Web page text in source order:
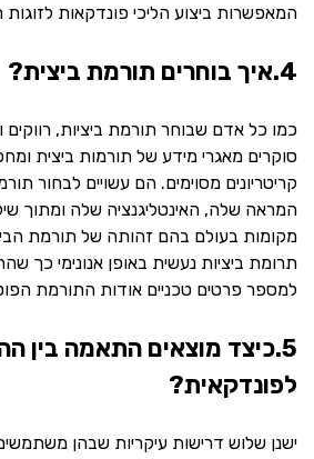
המאפשרות ביצוע הליכי פונדקאות לזוגות
4.איך בוחרים תורמת ביצית?
כמו כל אדם שבוחר תורמת ביציות, רווקים
סוקרים מאגרי מידע של תורמות ביצית
קריטריונים מסוימים. הם עשויים לבחור
המראה שלה, האינטליגנציה שלה ומתוך
מקומות בעולם בהם זהותה של תורמת
תרומת ביציות נעשית באופן אנונימי כך
למספר פרטים טכניים אודות התורמת
5.כיצד מוצאים התאמה בין
לפונדקאית?
ישנן שלוש דרישות עיקריות שבהן